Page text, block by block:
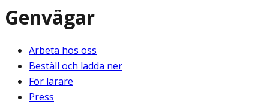
Genvägar
Arbeta hos oss
Beställ och ladda ner
För lärare
Press